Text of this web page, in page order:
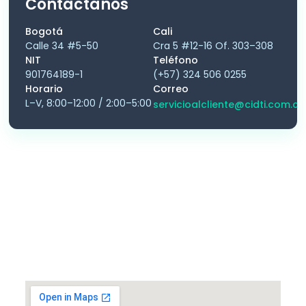
Contáctanos
Bogotá
Calle 34 #5-50
Cali
Cra 5 #12-16 Of. 303–308
NIT
901764189-1
Teléfono
(+57) 324 506 0255
Horario
L–V, 8:00–12:00 / 2:00–5:00
Correo
servicioalcliente@cidti.com.co